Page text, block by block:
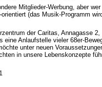
Mitglieder-Werbung, aber
(das Musik‑Programm
der Caritas, Annagasse 2,
Anlaufstelle vieler 68er-
unter neuen
in unsere Lebenskonzepte